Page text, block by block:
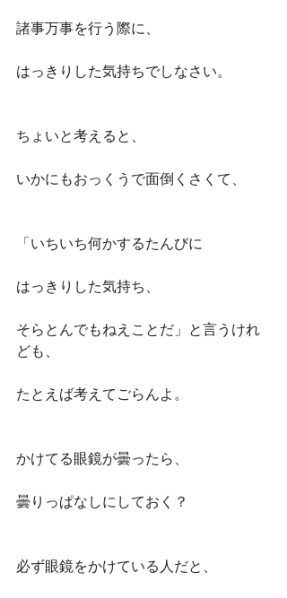
諸事万事を行う際に、
はっきりした気持ちでしなさい。
ちょいと考えると、
いかにもおっくうで面倒くさくて、
「いちいち何かするたんびに
はっきりした気持ち、
そらとんでもねえことだ」と言うけれ
ども、
たとえば考えてごらんよ。
かけてる眼鏡が曇ったら、
曇りっぱなしにしておく？
必ず眼鏡をかけている人だと、